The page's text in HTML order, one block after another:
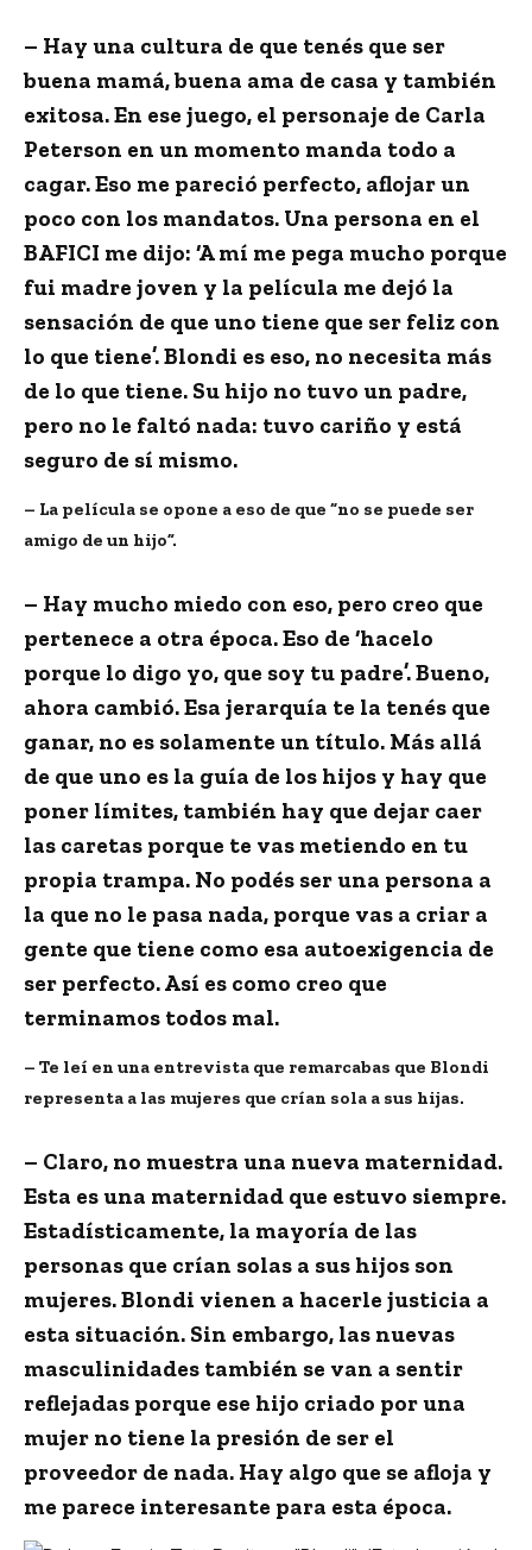
– Hay una cultura de que tenés que ser
buena mamá, buena ama de casa y también
exitosa. En ese juego, el personaje de Carla
Peterson en un momento manda todo a
cagar. Eso me pareció perfecto, aflojar un
poco con los mandatos. Una persona en el
BAFICI me dijo: ‘A mí me pega mucho porque
fui madre joven y la película me dejó la
sensación de que uno tiene que ser feliz con
lo que tiene’. Blondi es eso, no necesita más
de lo que tiene. Su hijo no tuvo un padre,
pero no le faltó nada: tuvo cariño y está
seguro de sí mismo.
– La película se opone a eso de que “no se puede ser
amigo de un hijo”.
– Hay mucho miedo con eso, pero creo que
pertenece a otra época. Eso de ‘hacelo
porque lo digo yo, que soy tu padre’. Bueno,
ahora cambió. Esa jerarquía te la tenés que
ganar, no es solamente un título. Más allá
de que uno es la guía de los hijos y hay que
poner límites, también hay que dejar caer
las caretas porque te vas metiendo en tu
propia trampa. No podés ser una persona a
la que no le pasa nada, porque vas a criar a
gente que tiene como esa autoexigencia de
ser perfecto. Así es como creo que
terminamos todos mal.
– Te leí en una entrevista que remarcabas que Blondi
representa a las mujeres que crían sola a sus hijas.
– Claro, no muestra una nueva maternidad.
Esta es una maternidad que estuvo siempre.
Estadísticamente, la mayoría de las
personas que crían solas a sus hijos son
mujeres. Blondi vienen a hacerle justicia a
esta situación. Sin embargo, las nuevas
masculinidades también se van a sentir
reflejadas porque ese hijo criado por una
mujer no tiene la presión de ser el
proveedor de nada. Hay algo que se afloja y
me parece interesante para esta época.